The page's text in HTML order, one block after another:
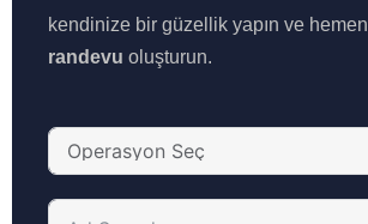
kendinize bir güzellik yapın ve hemen
randevu oluşturun.